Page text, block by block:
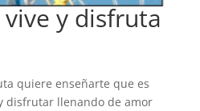
vive y disfruta
quiere enseñarte que es
disfrutar llenando de amor